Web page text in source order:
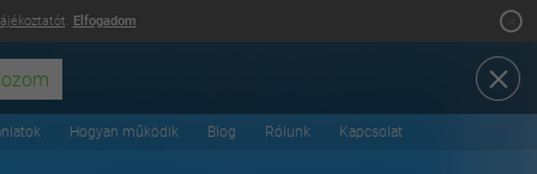
. Elfogadom
Hogyan működik Blog Rólunk Kapcsolat